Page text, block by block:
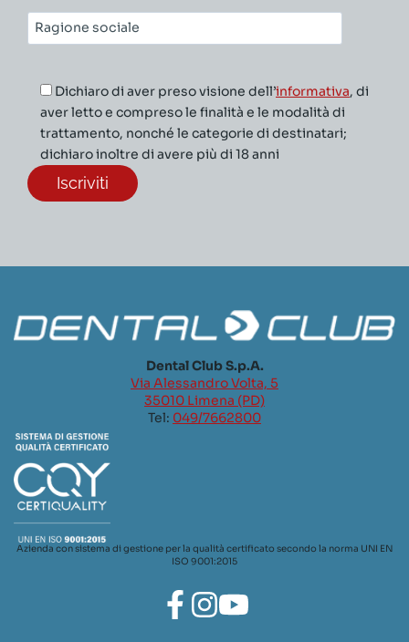
Ragione
sociale*
Dichiaro di aver preso visione dell’informativa, di
aver letto e compreso le finalità e le modalità di
trattamento, nonché le categorie di destinatari;
dichiaro inoltre di avere più di 18 anni
Dental Club S.p.A.
Via Alessandro Volta, 5
35010 Limena (PD)
Tel: 049/7662800
Azienda con sistema di gestione per la qualità certificato secondo la norma UNI EN
ISO 9001:2015